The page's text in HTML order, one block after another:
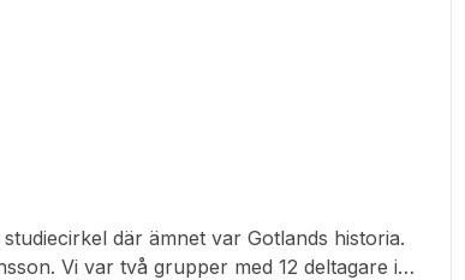
där ämnet var Gotlands historia.
Vi var två grupper med 12 deltagare i